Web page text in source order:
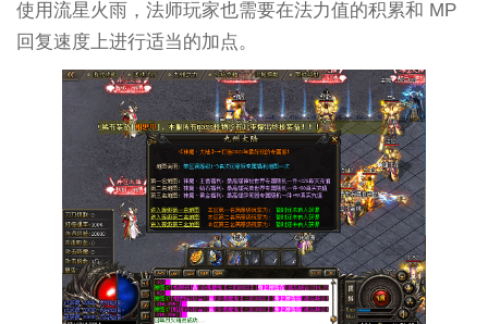
使用流星火雨，法师玩家也需要在法力值的积累和 MP
回复速度上进行适当的加点。